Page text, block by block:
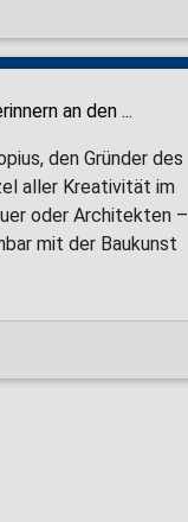
an den ...
den Gründer des
aller Kreativität im
oder Architekten –
mit der Baukunst